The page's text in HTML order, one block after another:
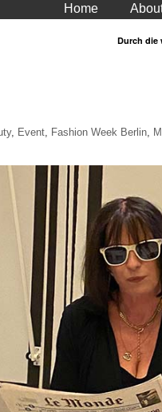
Home
, Event, Fashion Week Berlin,
Durch die